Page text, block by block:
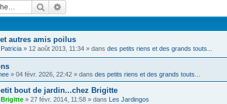
Rechercher
autres amis poilus
Patricia » 12 août 2013, 11:34 » dans des petits riens et des grands touts...
» 04 févr. 2026, 22:42 » dans des petits riens et des grands touts...
bout de jardin...chez Brigitte
Brigitte » 27 févr. 2014, 11:58 » dans Les Jardingos